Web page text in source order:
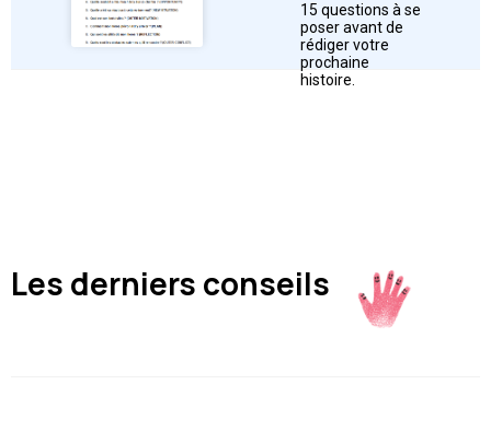
➜Télécharger
15 questions à se
poser avant de
rédiger votre
prochaine
histoire.
Les derniers conseils